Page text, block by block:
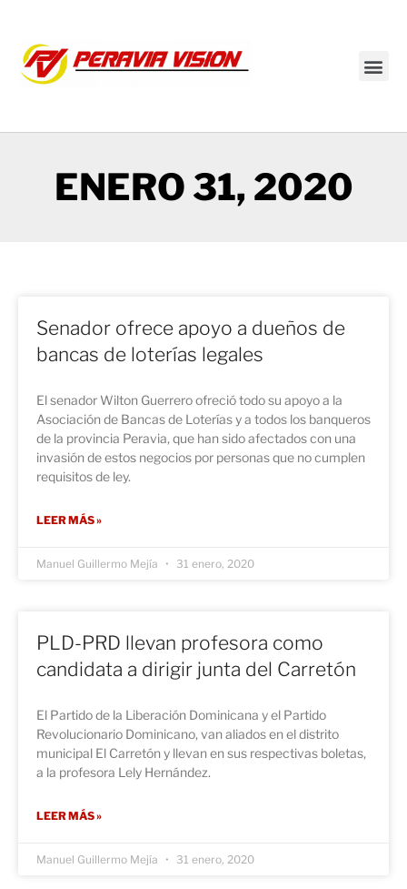
ENERO 31, 2020
Senador ofrece apoyo a dueños de
bancas de loterías legales
El senador Wilton Guerrero ofreció todo su apoyo a la
Asociación de Bancas de Loterías y a todos los banqueros
de la provincia Peravia, que han sido afectados con una
invasión de estos negocios por personas que no cumplen
requisitos de ley.
LEER MÁS »
Manuel Guillermo Mejía 31 enero, 2020
PLD-PRD llevan profesora como
candidata a dirigir junta del Carretón
El Partido de la Liberación Dominicana y el Partido
Revolucionario Dominicano, van aliados en el distrito
municipal El Carretón y llevan en sus respectivas boletas,
a la profesora Lely Hernández.
LEER MÁS »
Manuel Guillermo Mejía 31 enero, 2020